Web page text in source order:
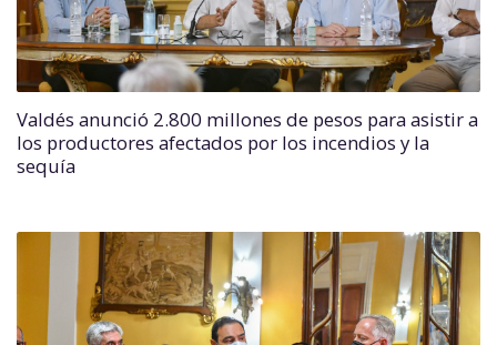
Valdés anunció 2.800 millones de pesos para asistir a
los productores afectados por los incendios y la
sequía